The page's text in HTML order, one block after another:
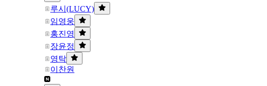
루시(LUCY)
임영웅
홍진영
장윤정
영탁
이찬원